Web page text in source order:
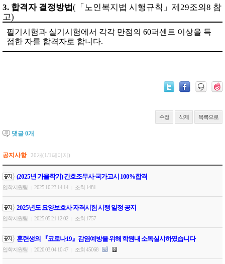
3. 합격자 결정방법( 「 노인복지법 시행규칙 」 제29조의8 참
고)
필기시험과 실기시험에서 각각 만점의 60퍼센트 이상을 득
점한 자를 합격자로 합니다.
수정 삭제 목록으로
댓글 0개
공지사항 20개(1/1페이지)
(2025년 가을학기) 간호조무사 국가고시 100%합격
입학지원팀 2025.10.23 14:14 조회 1481
2025년도 요양보호사 자격시험 시행 일정 공지
입학지원팀 2025.05.21 12:02 조회 1757
훈련생의 『코로나19』감염예방을 위해 학원내 소독실시하였습니다
입학지원팀 2020.03.04 10:47 조회 45068